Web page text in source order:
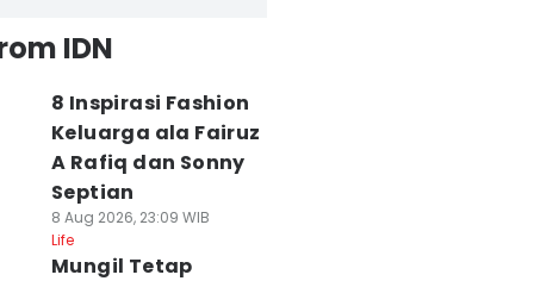
IDN
8 Inspirasi Fashion
Keluarga ala Fairuz
A Rafiq dan Sonny
Septian
8 Aug 2026, 23:09 WIB
Life
Mungil Tetap